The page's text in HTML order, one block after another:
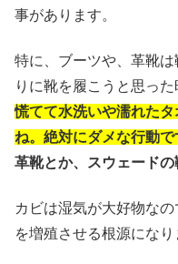
事があります。
特に、ブーツや、革靴
りに靴を履こうと思っ
慌てて水洗いや濡れた
ね。絶対にダメな行動で
革靴とか、スウェードの
カビは湿気が大好物な
を増殖させる根源になり